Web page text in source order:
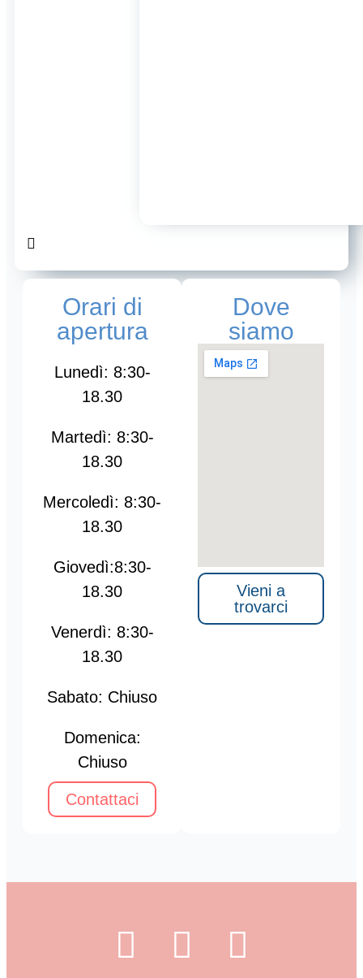
Orari di
apertura
Lunedì: 8:30-
18.30
Martedì: 8:30-
18.30
Mercoledì: 8:30-
18.30
Giovedì:8:30-
18.30
Venerdì: 8:30-
18.30
Sabato: Chiuso
Domenica:
Chiuso
Contattaci
Dove
siamo
Vieni a
trovarci